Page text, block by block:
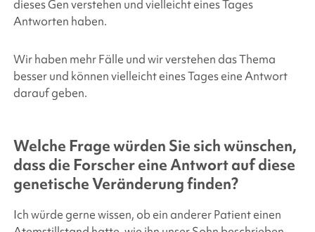
dieses Gen verstehen und vielleicht eines Tages
Antworten haben.
Wir haben mehr Fälle und wir verstehen das Thema
besser und können vielleicht eines Tages eine Antwort
darauf geben.
Welche Frage würden Sie sich wünschen,
dass die Forscher eine Antwort auf diese
genetische Veränderung finden?
Ich würde gerne wissen, ob ein anderer Patient einen